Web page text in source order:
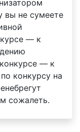
вы не сумеете
— к
— к
конкурсу на
сожалеть.